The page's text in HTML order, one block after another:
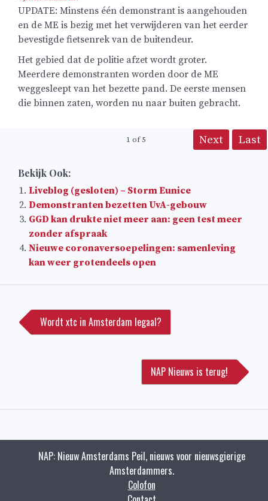
UPDATE: Minstens één demonstrant is aangehouden
en de ME is bezig met het verwijderen van het eerder
bevestigde fietsenrek van de buitendeur.
Het gebied dat de politie afzet wordt groter.
Meerdere demonstranten worden door de ME
weggesleept van het bezette pand. De eerste mensen
die binnen zaten, worden nu naar buiten gebracht.
1 of5 Next Last
Bekijk Ook:
Liveblog (gesloten) – Storm Eunice
Demonstranten bezetten UvA-gebouw
GGD kan drukte niet meer aan: geen test meer
zonder afspraak
Nieuwe coronaversoepelingen: samenleving
kan weer grotendeels open
navigatie
Wordt xtc in Amsterdam legaal?
NAP Nieuws is terug!
NAP: Nieuw Amsterdams Peil, nieuws voor nieuwsgierige
Amsterdammers.
Colofon